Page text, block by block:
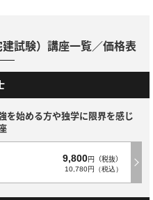
試験）講座一覧／価格表
を始める方や独学に限界を感じ
9,800円（税抜）
10,780円（税込）